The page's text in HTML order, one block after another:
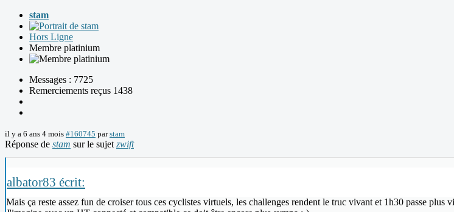
stam
Hors Ligne
Membre platinium
Messages : 7725
Remerciements reçus 1438
il y a 6 ans 4 mois #160745 parstam
Réponse de stam sur le sujet zwift
albator83 écrit:
Mais ça reste assez fun de croiser tous ces cyclistes virtuels, les challenges rendent le truc vivant et 1h30 passe plus